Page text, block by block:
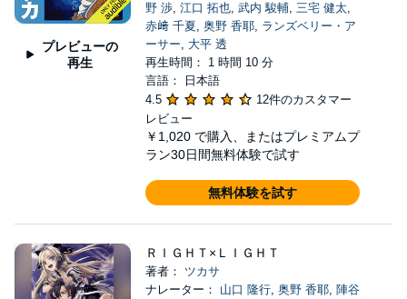
プレビューの
再生
野 渉, 江口 拓也, 武内 駿輔, 三宅 健太,
赤﨑 千夏, 奥野 香耶, ランズベリー・ア
ーサー, 大平 透
再生時間： 1 時間 10 分
言語： 日本語
4.5
12件のカスタマー
レビュー
￥1,020 で購入、またはプレミアムプ
ラン30日間無料体験で試す
無料体験を試す
ＲＩＧＨＴ×ＬＩＧＨＴ
著者： ツカサ
ナレーター： 山口 隆行, 奥野 香耶, 陣谷